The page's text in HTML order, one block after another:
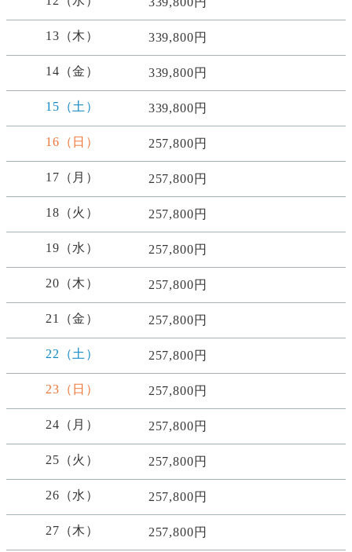
13（木） 339,800円
14（金） 339,800円
15（土） 339,800円
16（日） 257,800円
17（月） 257,800円
18（火） 257,800円
19（水） 257,800円
20（木） 257,800円
21（金） 257,800円
22（土） 257,800円
23（日） 257,800円
24（月） 257,800円
25（火） 257,800円
26（水） 257,800円
27（木） 257,800円